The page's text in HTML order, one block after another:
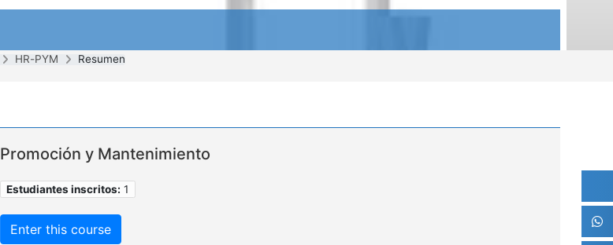
HR-PYM Resumen
Promoción y Mantenimiento
Estudiantes inscritos: 1
Enter this course